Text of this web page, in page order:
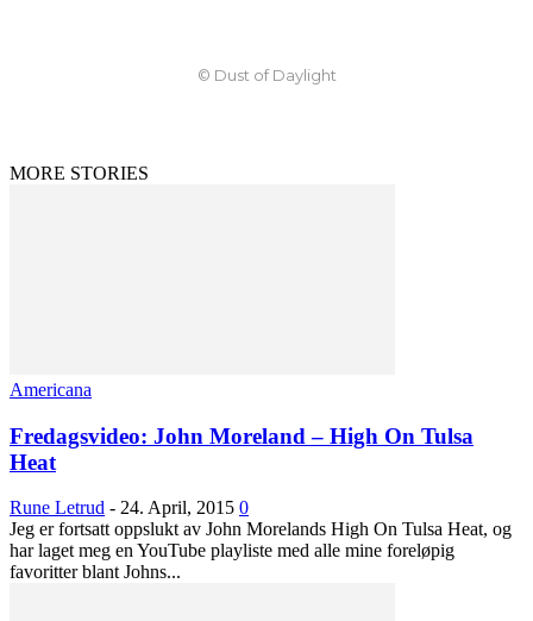
© Dust of Daylight
MORE STORIES
Americana
Fredagsvideo: John Moreland – High On Tulsa
Heat
Rune Letrud - 24. April, 2015 0
Jeg er fortsatt oppslukt av John Morelands High On Tulsa Heat, og
har laget meg en YouTube playliste med alle mine foreløpig
favoritter blant Johns...